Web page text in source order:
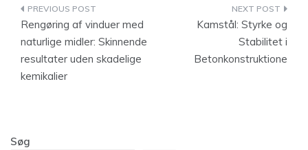
Indlægsnavigation
Rengøring af vinduer med
naturlige midler: Skinnende
resultater uden skadelige
kemikalier
Kamstål: Styrke og
Stabilitet i
Betonkonstruktione
Søg